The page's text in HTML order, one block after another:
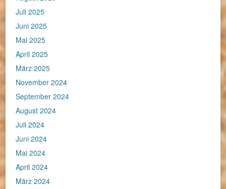
Juli 2025
Juni 2025
Mai 2025
April 2025
März 2025
November 2024
September 2024
August 2024
Juli 2024
Juni 2024
Mai 2024
April 2024
März 2024